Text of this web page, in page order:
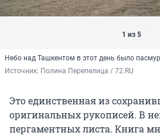
1 из 5
Небо над Ташкентом в этот день было
Источник: Полина Перепелица / 72.RU
Это единственная из
оригинальных рукописей. В
пергаментных листа. Книга